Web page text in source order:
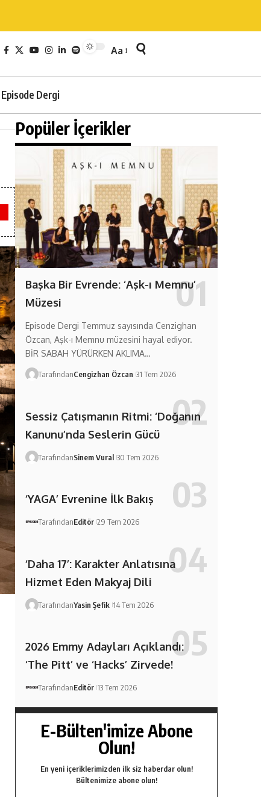
Aa
Episode Dergi
Popüler İçerikler
Başka Bir Evrende: ‘Aşk-ı Memnu’
Müzesi
Episode Dergi Temmuz sayısında Cenzighan
Özcan, Aşk-ı Memnu müzesini hayal ediyor.
BİR SABAH YÜRÜRKEN AKLIMA…
TarafındanCengizhan Özcan 31 Tem 2026
Sessiz Çatışmanın Ritmi: ‘Doğanın
Kanunu’nda Seslerin Gücü
TarafındanSinem Vural 30 Tem 2026
‘YAGA’ Evrenine İlk Bakış
TarafındanEditör 29 Tem 2026
‘Daha 17’: Karakter Anlatısına
Hizmet Eden Makyaj Dili
TarafındanYasin Şefik 14 Tem 2026
2026 Emmy Adayları Açıklandı:
‘The Pitt’ ve ‘Hacks’ Zirvede!
TarafındanEditör 13 Tem 2026
E-Bülten'imize Abone
Olun!
En yeni içeriklerimizden ilk siz haberdar olun!
Bültenimize abone olun!